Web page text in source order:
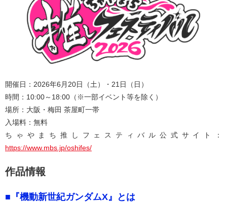
開催日：2026年6月20日（土）・21日（日）
時間：10:00～18:00（※一部イベント等を除く）
場所：大阪・梅田 茶屋町一帯
入場料：無料
ちゃやまち推しフェスティバル公式サイト：
https://www.mbs.jp/oshifes/
作品情報
■『機動新世紀ガンダムX』とは